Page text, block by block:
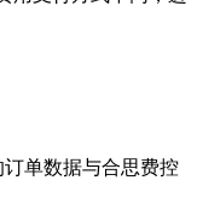
单数据与合思费控